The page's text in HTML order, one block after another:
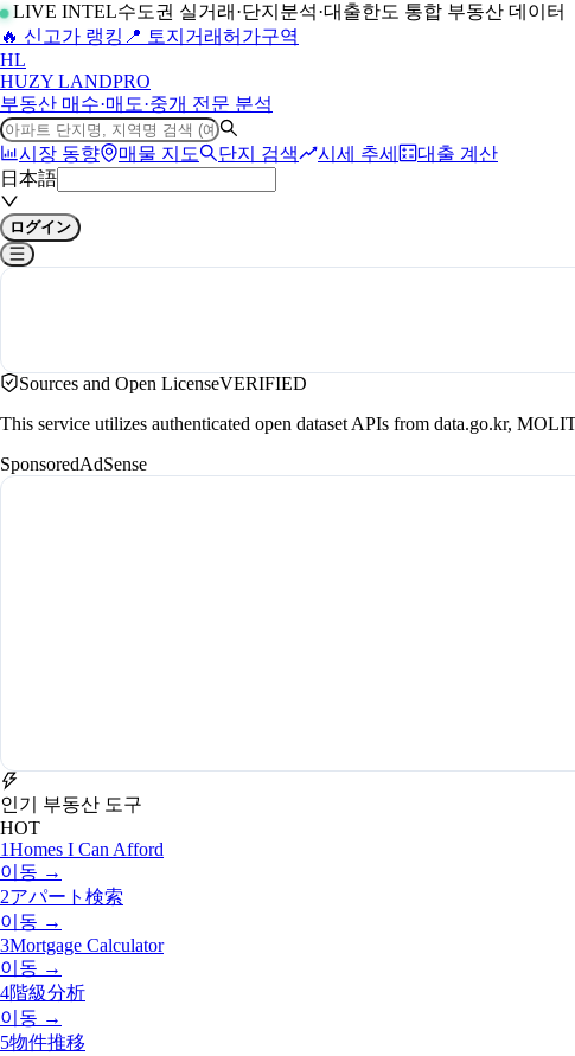
LIVE INTEL수도권 실거래·단지분석·대출한도 통합 부동산 데이터
🔥 신고가 랭킹 📍 토지거래허가구역
HL
HUZY LANDPRO
부동산 매수·매도·중개 전문 분석
시장 동향 매물 지도 단지 검색 시세 추세
대출 계산
日本語
ログイン
Sources and Open LicenseVERIFIED
This service utilizes authenticated open dataset APIs from data.go.kr,
SponsoredAdSense
인기 부동산 도구
HOT
1Homes I Can Afford
이동 →
2アパート検索
이동 →
3Mortgage Calculator
이동 →
4階級分析
이동 →
5物件推移